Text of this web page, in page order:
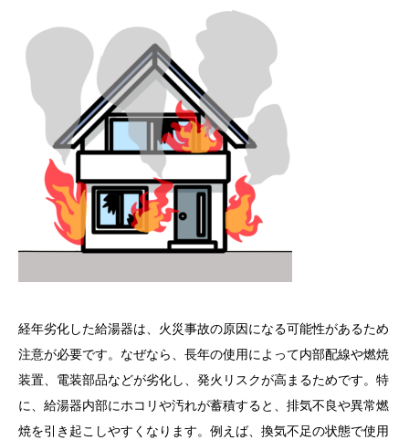
経年劣化した給湯器は、火災事故の原因になる可能性があるため
注意が必要です。なぜなら、長年の使用によって内部配線や燃焼
装置、電装部品などが劣化し、発火リスクが高まるためです。特
に、給湯器内部にホコリや汚れが蓄積すると、排気不良や異常燃
焼を引き起こしやすくなります。例えば、換気不足の状態で使用